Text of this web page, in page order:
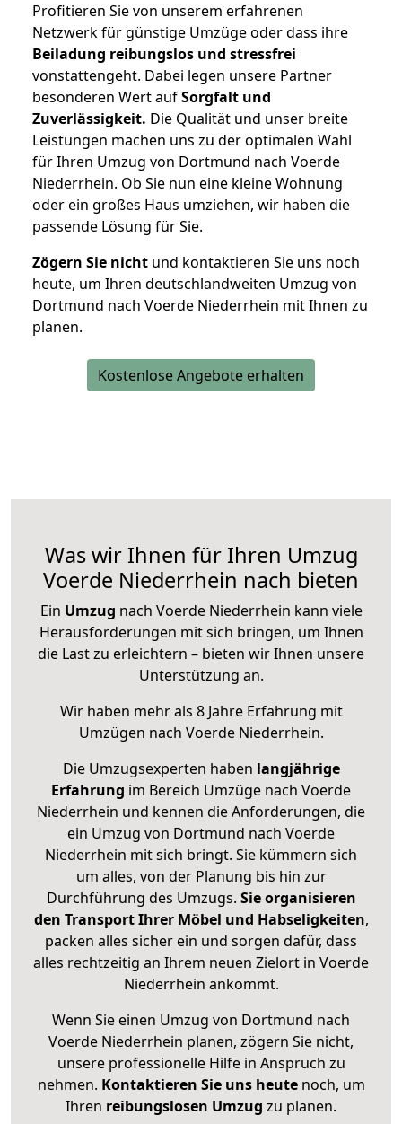
Profitieren Sie von unserem erfahrenen
Netzwerk für günstige Umzüge oder dass ihre
Beiladung reibungslos und stressfrei
vonstattengeht. Dabei legen unsere Partner
besonderen Wert aufSorgfalt und
Zuverlässigkeit. Die Qualität und unser breite
Leistungen machen uns zu der optimalen Wahl
für Ihren Umzug von Dortmund nach Voerde
Niederrhein. Ob Sie nun eine kleine Wohnung
oder ein großes Haus umziehen, wir haben die
passende Lösung für Sie.
Zögern Sie nicht und kontaktieren Sie uns noch
heute, um Ihren deutschlandweiten Umzug von
Dortmund nach Voerde Niederrhein mit Ihnen zu
planen.
Kostenlose Angebote erhalten
Was wir Ihnen für Ihren Umzug
Voerde Niederrhein nach bieten
Ein Umzug nach Voerde Niederrhein kann viele
Herausforderungen mit sich bringen, um Ihnen
die Last zu erleichtern – bieten wir Ihnen unsere
Unterstützung an.
Wir haben mehr als 8 Jahre Erfahrung mit
Umzügen nach Voerde Niederrhein.
Die Umzugsexperten haben langjährige
Erfahrung im Bereich Umzüge nach Voerde
Niederrhein und kennen die Anforderungen, die
ein Umzug von Dortmund nach Voerde
Niederrhein mit sich bringt. Sie kümmern sich
um alles, von der Planung bis hin zur
Durchführung des Umzugs. Sie organisieren
den Transport Ihrer Möbel und Habseligkeiten,
packen alles sicher ein und sorgen dafür, dass
alles rechtzeitig an Ihrem neuen Zielort in Voerde
Niederrhein ankommt.
Wenn Sie einen Umzug von Dortmund nach
Voerde Niederrhein planen, zögern Sie nicht,
unsere professionelle Hilfe in Anspruch zu
nehmen. Kontaktieren Sie uns heutenoch, um
Ihren reibungslosen Umzug zu planen.